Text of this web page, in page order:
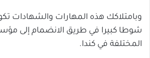
وبامتلاكك هذه المهارات والشهادات
شوطا كبيرا في طريق الانضمام إلى
المختلفة في كندا.